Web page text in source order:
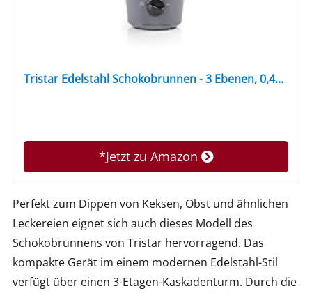
Tristar Edelstahl Schokobrunnen - 3 Ebenen, 0,4...
*Jetzt zu Amazon
Perfekt zum Dippen von Keksen, Obst und ähnlichen
Leckereien eignet sich auch dieses Modell des
Schokobrunnens von Tristar hervorragend. Das
kompakte Gerät im einem modernen Edelstahl-Stil
verfügt über einen 3-Etagen-Kaskadenturm. Durch die